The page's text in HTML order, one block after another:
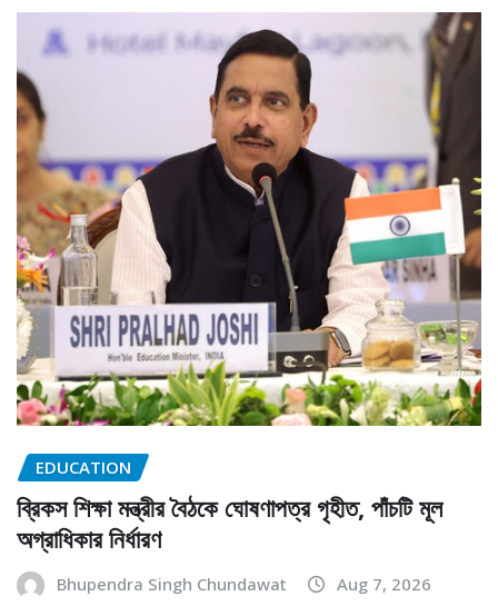
EDUCATION
ব্রিকস শিক্ষা মন্ত্রীর বৈঠকে ঘোষণাপত্র গৃহীত, পাঁচটি মূল
অগ্রাধিকার নির্ধারণ
Bhupendra Singh Chundawat Aug 7, 2026